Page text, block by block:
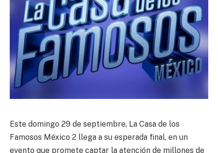
Este domingo 29 de septiembre, La Casa de los
Famosos México 2 llega a su esperada final, en un
evento que promete captar la atención de millones de